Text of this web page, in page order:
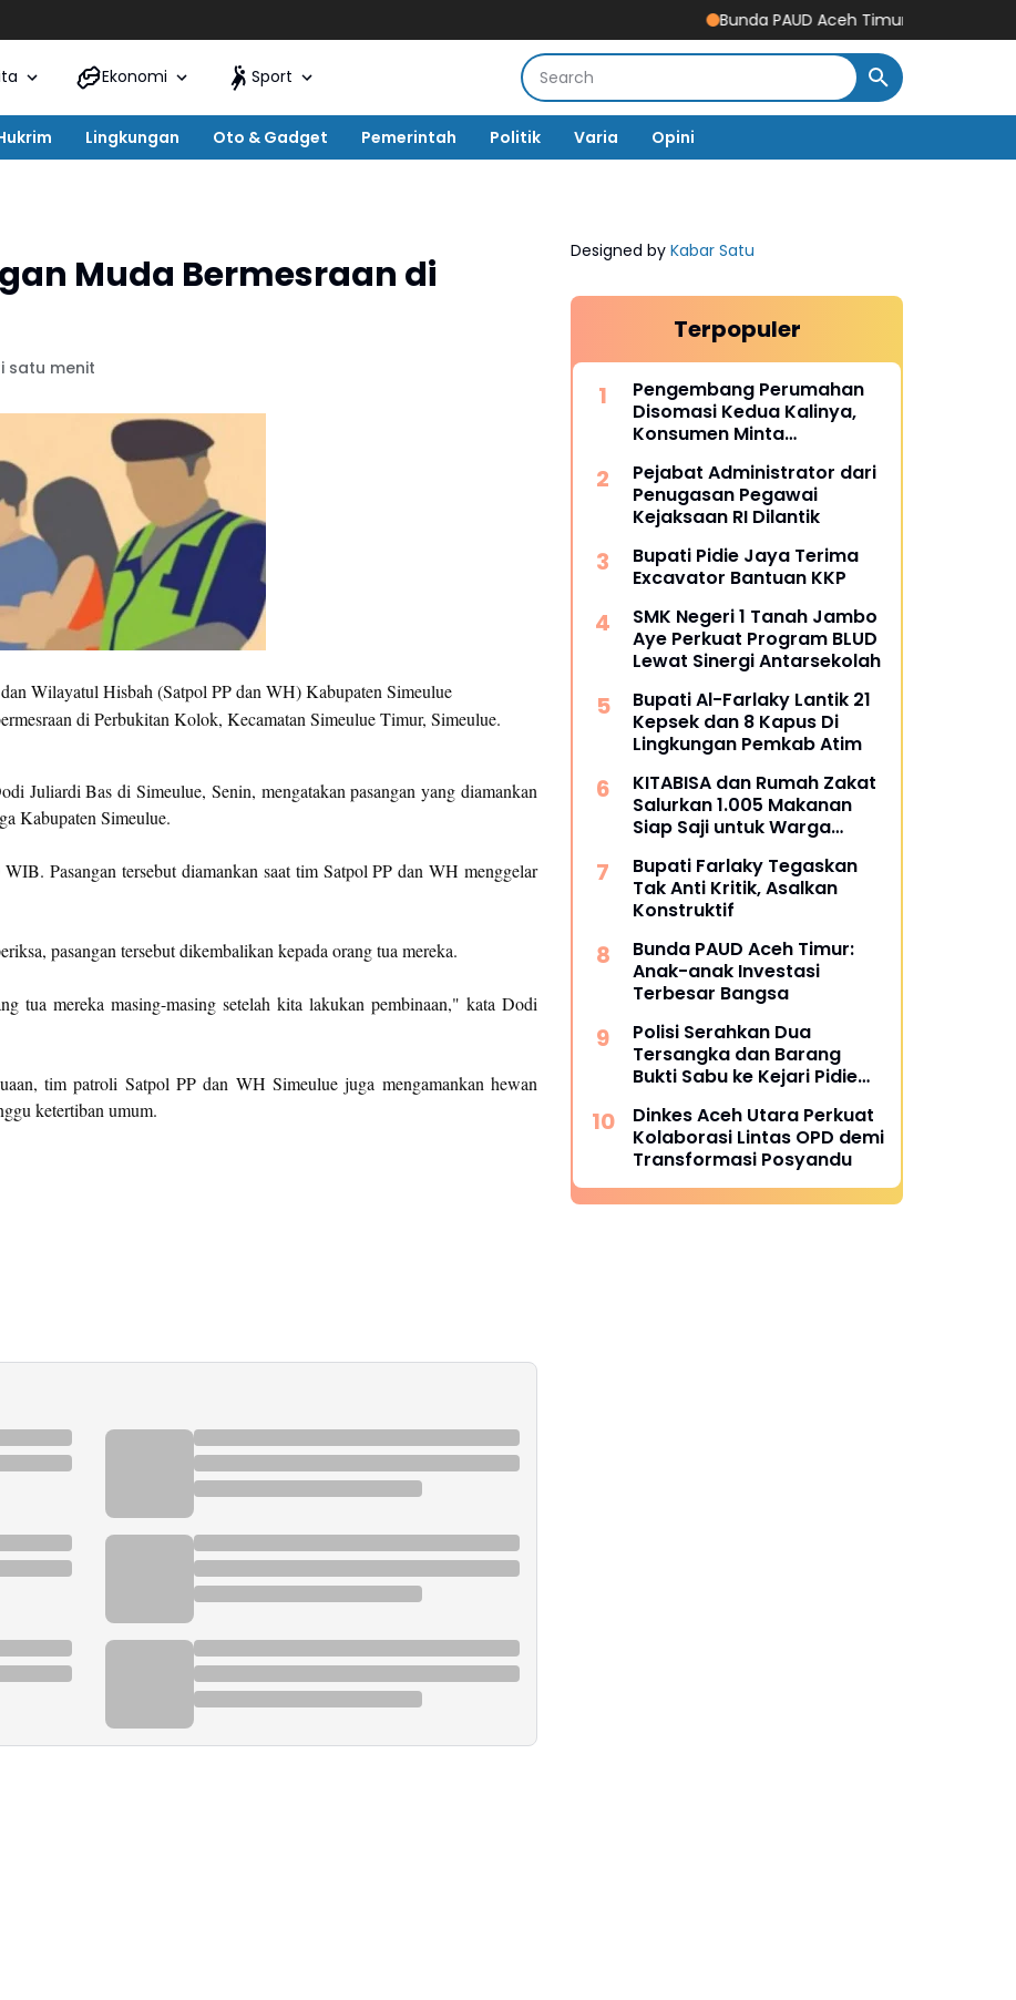
Bunda PAUD Aceh Timur Resmikan Gedung
Ekonomi Sport
Lingkungan Oto & Gadget Pemerintah Politik Varia Opini
Muda Bermesraan di
satu menit
Wilayatul Hisbah (Satpol PP dan WH) Kabupaten Simeulue
di Perbukitan Kolok, Kecamatan Simeulue Timur, Simeulue.
Juliardi Bas di Simeulue, Senin, mengatakan pasangan yang diamankan
Kabupaten Simeulue.
Pasangan tersebut diamankan saat tim Satpol PP dan WH menggelar
pasangan tersebut dikembalikan kepada orang tua mereka.
tua mereka masing-masing setelah kita lakukan pembinaan," kata Dodi
tim patroli Satpol PP dan WH Simeulue juga mengamankan hewan
ketertiban umum.
Designed by Kabar Satu
Terpopuler
Pengembang Perumahan
Disomasi Kedua Kalinya,
Konsumen Minta
Juta
Pejabat Administrator dari
Penugasan Pegawai
Kejaksaan RI Dilantik
Bupati Pidie Jaya Terima
Excavator Bantuan KKP
SMK Negeri 1 Tanah Jambo
Aye Perkuat Program BLUD
Lewat Sinergi Antarsekolah
Bupati Al-Farlaky Lantik 21
Kepsek dan 8 Kapus Di
Lingkungan Pemkab Atim
KITABISA dan Rumah Zakat
Salurkan 1.005 Makanan
Siap Saji untuk Warga
Bupati Farlaky Tegaskan
Tak Anti Kritik, Asalkan
Konstruktif
Bunda PAUD Aceh Timur:
Anak-anak Investasi
Terbesar Bangsa
Polisi Serahkan Dua
Tersangka dan Barang
Bukti Sabu ke Kejari Pidie
Dinkes Aceh Utara Perkuat
Kolaborasi Lintas OPD demi
Transformasi Posyandu